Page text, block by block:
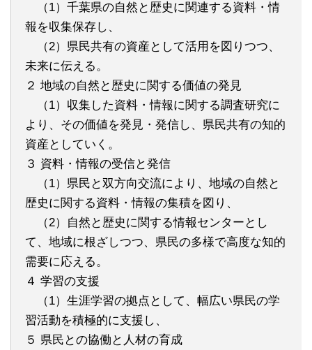
（1）千葉県の自然と歴史に関連する資料・情
報を収集保存し、
（2）県民共有の資産として活用を図りつつ、
未来に伝える。
２ 地域の自然と歴史に関する価値の発見
（1）収集した資料・情報に関する調査研究に
より、その価値を発見・発信し、県民共有の知的
資産としていく。
３ 資料・情報の受信と発信
（1）県民と双方向交流により、地域の自然と
歴史に関する資料・情報の集積を図り、
（2）自然と歴史に関する情報センターとし
て、地域に根ざしつつ、県民の多様で高度な知的
需要に応える。
４ 学習の支援
（1）生涯学習の拠点として、幅広い県民の学
習活動を積極的に支援し、
５ 県民との協働と人材の育成